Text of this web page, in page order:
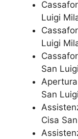
Luigi
Luigi
San
San
Cisa